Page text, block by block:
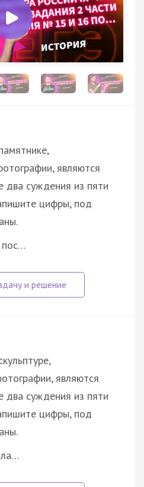
являются
два суждения из пяти
цифры, под
пос…
являются
два суждения из пяти
цифры, под